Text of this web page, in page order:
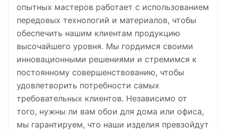
опытных мастеров работает с использованием
передовых технологий и материалов, чтобы
обеспечить нашим клиентам продукцию
высочайшего уровня. Мы гордимся своими
инновационными решениями и стремимся к
постоянному совершенствованию, чтобы
удовлетворить потребности самых
требовательных клиентов. Независимо от
того, нужны ли вам обои для дома или офиса,
мы гарантируем, что наши изделия превзойдут